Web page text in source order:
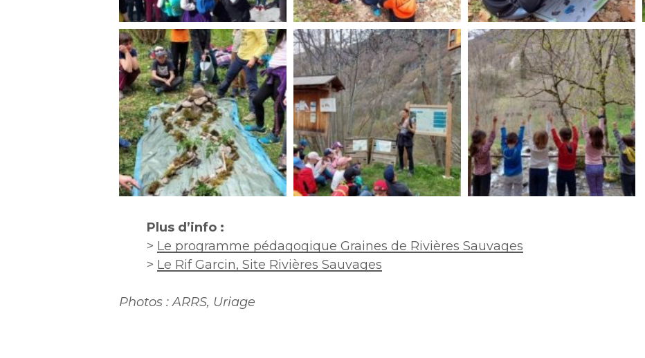
rig-
garcin-
5
rif-
garcin-
6
rif-
garcin-
7
Plus d’info :
> Le programme pédagogique Graines de Rivières Sauvages
> Le Rif Garcin, Site Rivières Sauvages
Photos : ARRS, Uriage